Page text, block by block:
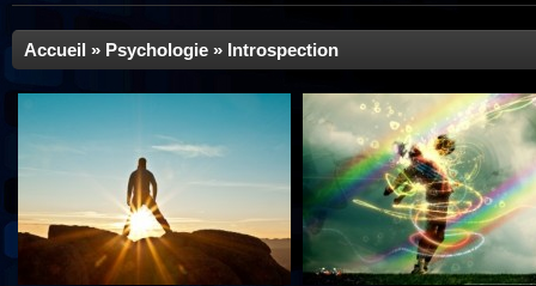
Accueil » Psychologie » Introspection